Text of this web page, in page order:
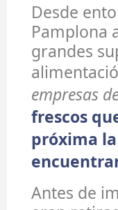
Desde
Pamplona
grandes
empresas
frescos
próxima
Antes de